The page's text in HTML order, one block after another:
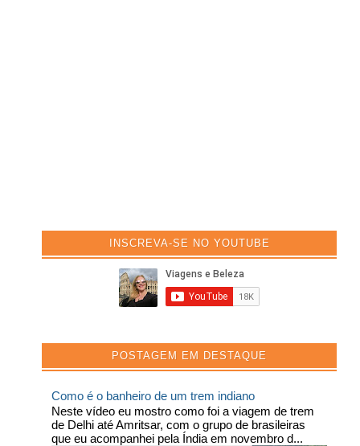
INSCREVA-SE NO YOUTUBE
POSTAGEM EM DESTAQUE
Como é o banheiro de um trem indiano
Neste vídeo eu mostro como foi a viagem de trem
de Delhi até Amritsar, com o grupo de brasileiras
que eu acompanhei pela Índia em novembro d...